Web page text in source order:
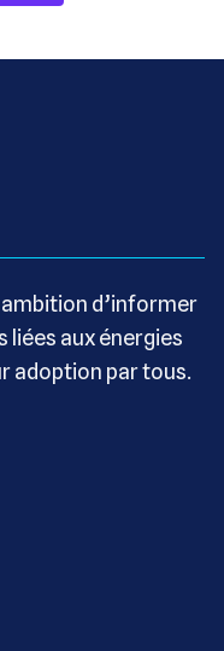
d’informer
liées aux énergies
adoption par tous.